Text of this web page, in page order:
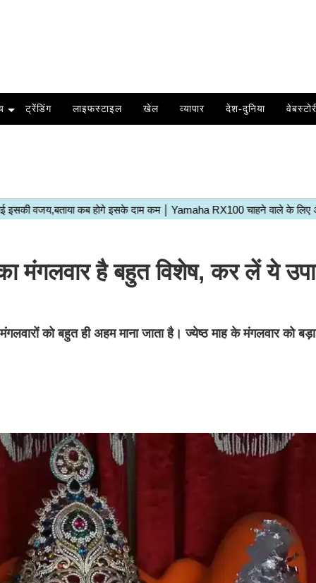
ट्रेंडिंग लाइफस्टाइल खेल व्यापार देश-दुनिया
है बहुत विशेष, कर लें ये
को बहुत ही अहम माना जाता है। ज्येष्ठ माह के मंगलवार को